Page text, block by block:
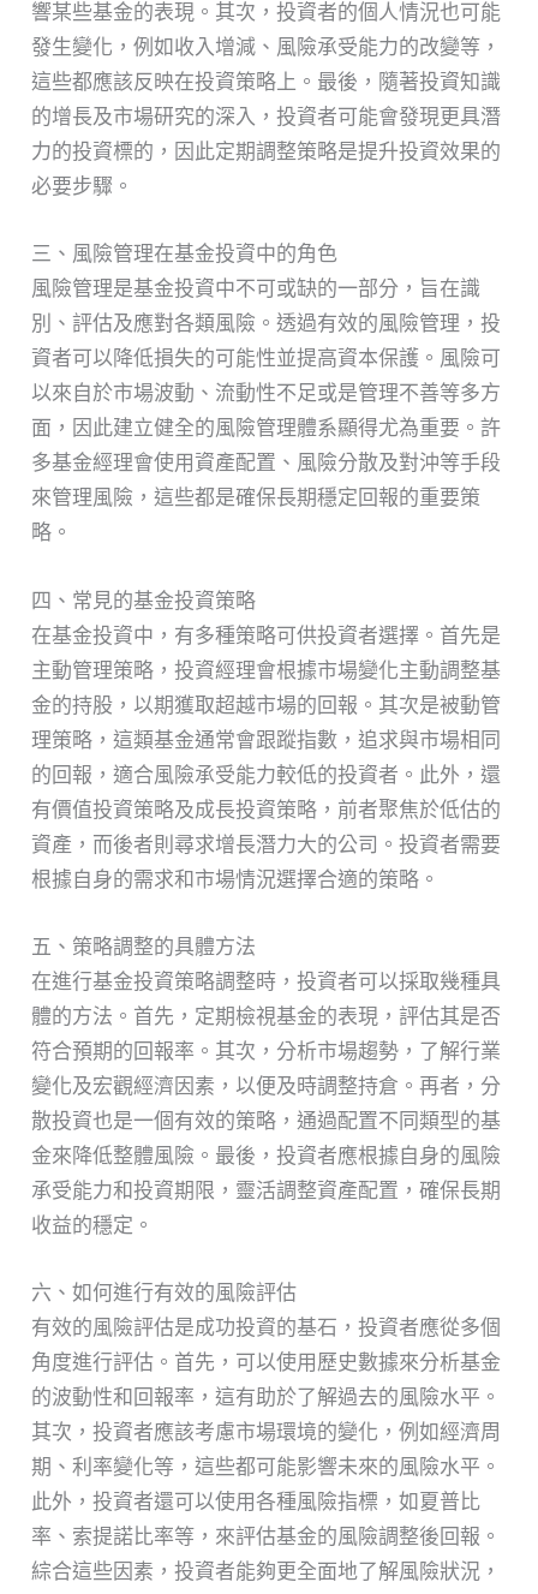
響某些基金的表現。其次，投資者的個人情況也可能
發生變化，例如收入增減、風險承受能力的改變等，
這些都應該反映在投資策略上。最後，隨著投資知識
的增長及市場研究的深入，投資者可能會發現更具潛
力的投資標的，因此定期調整策略是提升投資效果的
必要步驟。
三、風險管理在基金投資中的角色
風險管理是基金投資中不可或缺的一部分，旨在識
別、評估及應對各類風險。透過有效的風險管理，投
資者可以降低損失的可能性並提高資本保護。風險可
以來自於市場波動、流動性不足或是管理不善等多方
面，因此建立健全的風險管理體系顯得尤為重要。許
多基金經理會使用資產配置、風險分散及對沖等手段
來管理風險，這些都是確保長期穩定回報的重要策
略。
四、常見的基金投資策略
在基金投資中，有多種策略可供投資者選擇。首先是
主動管理策略，投資經理會根據市場變化主動調整基
金的持股，以期獲取超越市場的回報。其次是被動管
理策略，這類基金通常會跟蹤指數，追求與市場相同
的回報，適合風險承受能力較低的投資者。此外，還
有價值投資策略及成長投資策略，前者聚焦於低估的
資產，而後者則尋求增長潛力大的公司。投資者需要
根據自身的需求和市場情況選擇合適的策略。
五、策略調整的具體方法
在進行基金投資策略調整時，投資者可以採取幾種具
體的方法。首先，定期檢視基金的表現，評估其是否
符合預期的回報率。其次，分析市場趨勢，了解行業
變化及宏觀經濟因素，以便及時調整持倉。再者，分
散投資也是一個有效的策略，通過配置不同類型的基
金來降低整體風險。最後，投資者應根據自身的風險
承受能力和投資期限，靈活調整資產配置，確保長期
收益的穩定。
六、如何進行有效的風險評估
有效的風險評估是成功投資的基石，投資者應從多個
角度進行評估。首先，可以使用歷史數據來分析基金
的波動性和回報率，這有助於了解過去的風險水平。
其次，投資者應該考慮市場環境的變化，例如經濟周
期、利率變化等，這些都可能影響未來的風險水平。
此外，投資者還可以使用各種風險指標，如夏普比
率、索提諾比率等，來評估基金的風險調整後回報。
綜合這些因素，投資者能夠更全面地了解風險狀況，